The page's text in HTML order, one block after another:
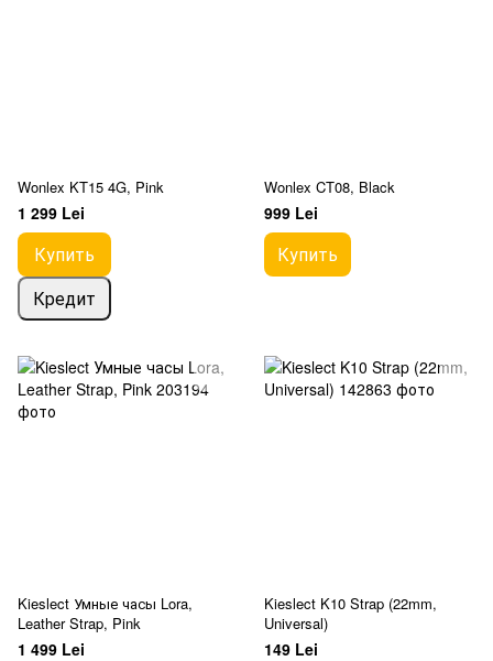
Wonlex KT15 4G, Pink
1 299 Lei
Купить
Кредит
Wonlex CT08, Black
999 Lei
Купить
Kieslect Умные часы Lora,
Leather Strap, Pink
1 499 Lei
Kieslect K10 Strap (22mm,
Universal)
149 Lei